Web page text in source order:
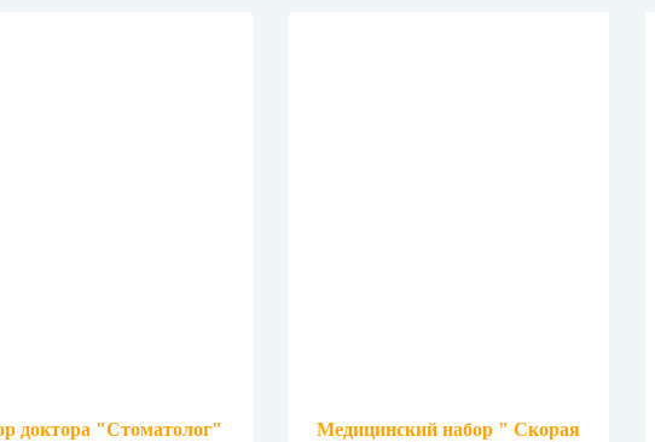
доктора "Стоматолог"
Медицинский набор " Скорая